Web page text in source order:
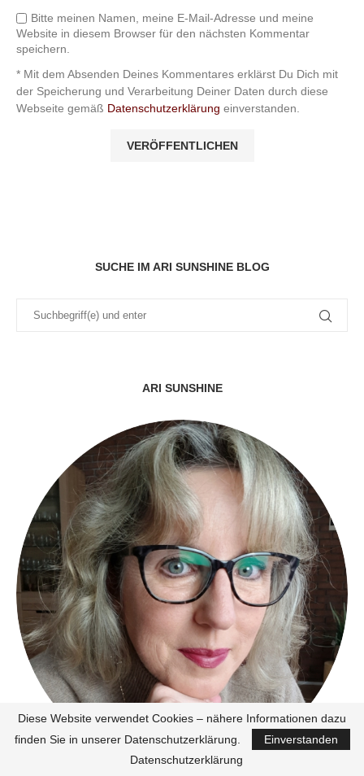
Bitte meinen Namen, meine E-Mail-Adresse und meine
Website in diesem Browser für den nächsten Kommentar
speichern.
* Mit dem Absenden Deines Kommentares erklärst Du Dich mit
der Speicherung und Verarbeitung Deiner Daten durch diese
Webseite gemäß Datenschutzerklärung einverstanden.
SUCHE IM ARI SUNSHINE BLOG
ARI SUNSHINE
Diese Website verwendet Cookies – nähere Informationen dazu
finden Sie in unserer Datenschutzerklärung.
Einverstanden
Datenschutzerklärung